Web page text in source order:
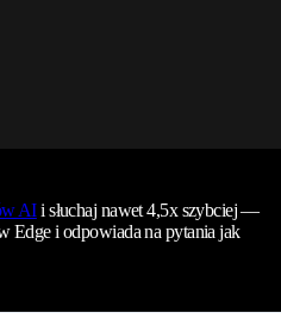
AIi słuchaj nawet 4,5x szybciej —
Edge i odpowiada na pytania jak